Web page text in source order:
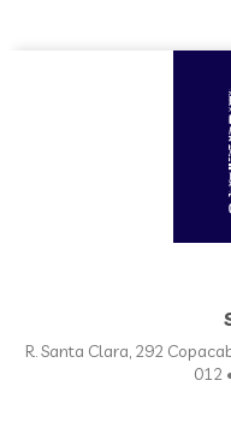
R. Santa Clara, 292
012